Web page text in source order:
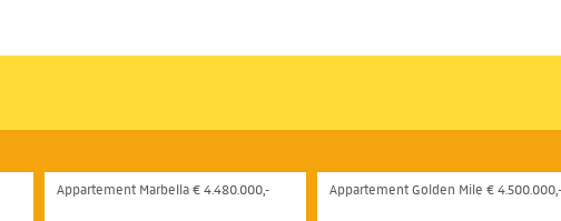
Appartement Marbella € 4.480.000,- Appartement Golden Mile € 4.500.000,-